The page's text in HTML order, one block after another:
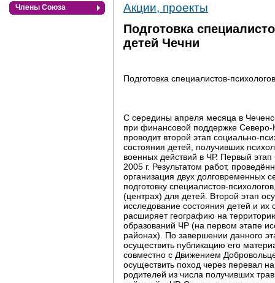
Члены Союза
Акции, проекты
Подготовка
детей Чечни
Подготовка специалистов-
С середины апреля месяца в
при финансовой поддержке
проводит второй этап социально-
состояния детей, получивших
военных действий в ЧР. Первый
2005 г. Результатом работ,
организация двух долговременных
подготовку специалистов-
(центрах) для детей. Второй этап
исследование состояния детей и
расширяет географию на
образований ЧР (на первом этапе
районах). По завершении данного
осуществить публикацию его
совместно с Движением
осуществить поход через перевал
родителей из числа получивших